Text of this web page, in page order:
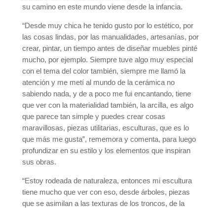
su camino en este mundo viene desde la infancia.
“Desde muy chica he tenido gusto por lo estético, por
las cosas lindas, por las manualidades, artesanías, por
crear, pintar, un tiempo antes de diseñar muebles pinté
mucho, por ejemplo. Siempre tuve algo muy especial
con el tema del color también, siempre me llamó la
atención y me metí al mundo de la cerámica no
sabiendo nada, y de a poco me fui encantando, tiene
que ver con la materialidad también, la arcilla, es algo
que parece tan simple y puedes crear cosas
maravillosas, piezas utilitarias, esculturas, que es lo
que más me gusta”, rememora y comenta, para luego
profundizar en su estilo y los elementos que inspiran
sus obras.
“Estoy rodeada de naturaleza, entonces mi escultura
tiene mucho que ver con eso, desde árboles, piezas
que se asimilan a las texturas de los troncos, de la